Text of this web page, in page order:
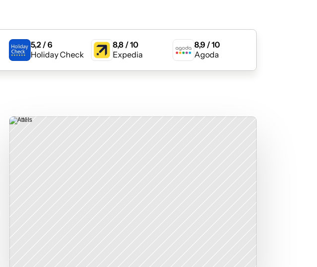
5,2 / 6
Holiday Check
8,8 / 10
Expedia
8,9 / 10
Agoda